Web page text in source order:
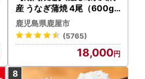
産 うなぎ蒲焼 4尾（600g
） KN007-004-04-cp18
うなぎ 鰻 魚 惣菜 総菜
鹿児島県鹿屋市
(5765)
18,000